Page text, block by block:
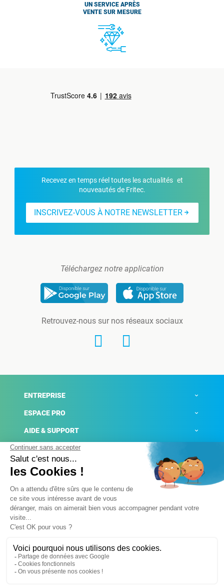
UN SERVICE APRÈS
VENTE SUR MESURE
Recevez en temps réel toutes les actualités et
nouveautés de Fritec.
INSCRIVEZ-VOUS À NOTRE NEWSLETTER
Téléchargez notre application
Retrouvez-nous sur nos réseaux sociaux
ENTREPRISE
ESPACE PRO
AIDE & SUPPORT
ACTUALITÉS
Mentions légales
Conditions générales de ventes
Plateforme de signalement